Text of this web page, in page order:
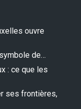
ouvre
de…
: ce que les
ses frontières,